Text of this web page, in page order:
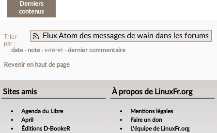
Derniers
contenus
Flux Atom des messages de wain dans les forums
Trier
par :
date
note intérêt dernier commentaire
Revenir en haut de page
Sites amis
Agenda du Libre
April
Éditions D-BookeR
À propos de LinuxFr.org
Mentions légales
Faire un don
L’équipe de LinuxFr.org